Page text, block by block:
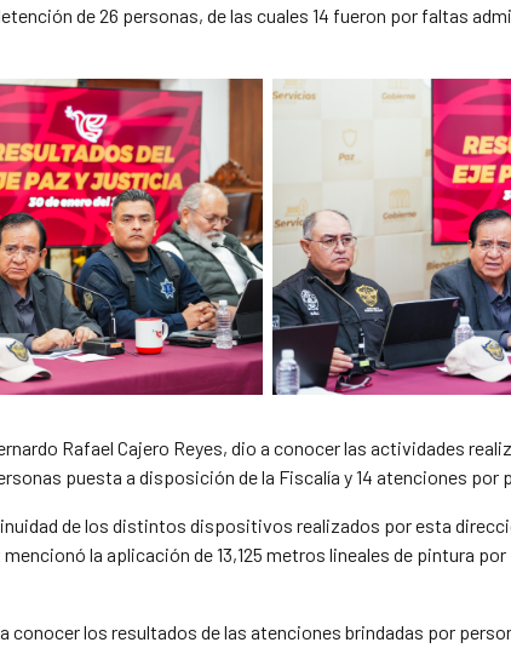
de 26 personas, de las cuales 14 fueron por faltas
Rafael Cajero Reyes, dio a conocer las actividades
puesta a disposición de la Fiscalía y 14 atenciones por
de los distintos dispositivos realizados por esta
la aplicación de 13,125 metros lineales de pintura por
los resultados de las atenciones brindadas por